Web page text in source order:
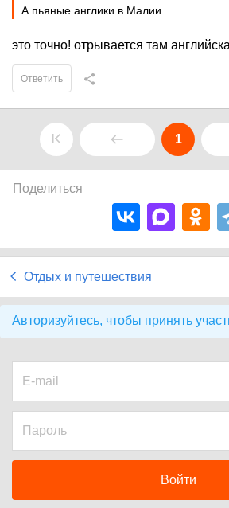
А пьяные англики в Малии
это точно! отрывается там
Ответить
1
Поделиться
Отдых и путешествия
Авторизуйтесь, чтобы принять
Войти